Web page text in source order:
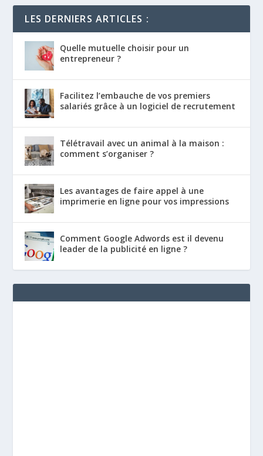
LES DERNIERS ARTICLES :
Quelle mutuelle choisir pour un
entrepreneur ?
Facilitez l’embauche de vos premiers
salariés grâce à un logiciel de recrutement
Télétravail avec un animal à la maison :
comment s’organiser ?
Les avantages de faire appel à une
imprimerie en ligne pour vos impressions
Comment Google Adwords est il devenu
leader de la publicité en ligne ?